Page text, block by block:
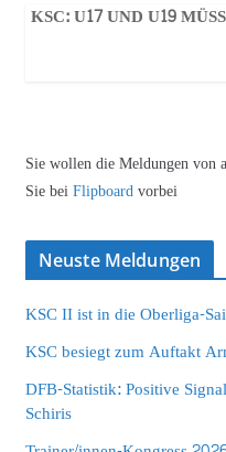
KSC: U17 UND U19
Sie wollen die Meldungen von
Sie beiFlipboardvorbei
Neuste Meldungen
KSC II ist in die Oberliga-
KSC besiegt zum Auftakt
DFB-Statistik: Positive
Schiris